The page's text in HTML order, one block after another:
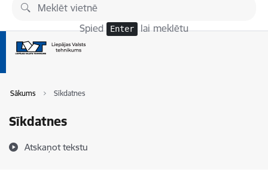
Pāriet uz lapas saturu
Spied Enter lai meklētu
Sākums Sīkdatnes
Sīkdatnes
Atskaņot tekstu